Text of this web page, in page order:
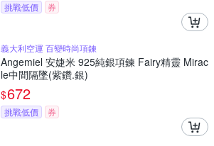
挑戰低價 券
義大利空運 百變時尚項鍊
Angemiel 安婕米 925純銀項鍊 Fairy精靈 Mirac
le中間隔墜(紫鑽.銀)
$672
挑戰低價 券